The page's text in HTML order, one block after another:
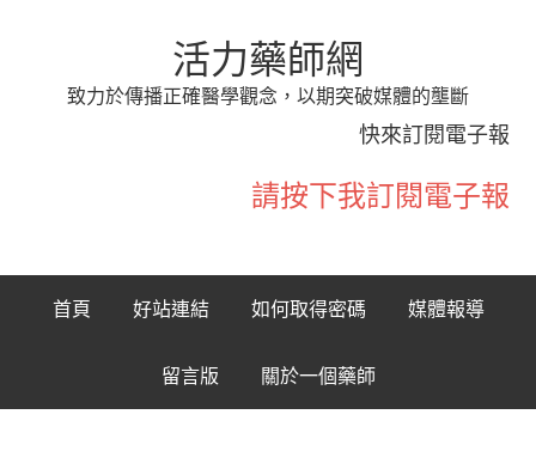
活力藥師網
致力於傳播正確醫學觀念，以期突破媒體的壟斷
快來訂閱電子報
請按下我訂閱電子報
首頁 好站連結 如何取得密碼 媒體報導
留言版 關於一個藥師